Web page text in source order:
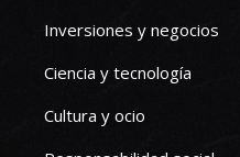
Inversiones y negocios
Ciencia y tecnología
Cultura y ocio